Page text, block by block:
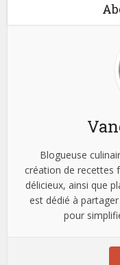
Blogueuse
création de recettes
délicieux, ainsi que
est dédié à
pour